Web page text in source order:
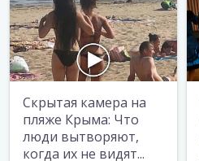
Скрытая камера на
пляже Крыма: Что
люди вытворяют,
когда их не видят...